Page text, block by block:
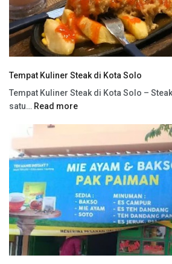
Tempat Kuliner Steak di Kota Solo
Tempat Kuliner Steak di Kota Solo –
satu… Read more